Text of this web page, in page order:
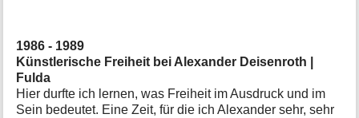
1986 - 1989
Künstlerische Freiheit bei Alexander Deisenroth |
Fulda
Hier durfte ich lernen, was Freiheit im Ausdruck und im
Sein bedeutet. Eine Zeit, für die ich Alexander sehr, sehr